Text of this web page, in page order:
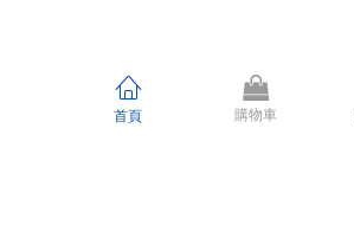
首頁 購物車